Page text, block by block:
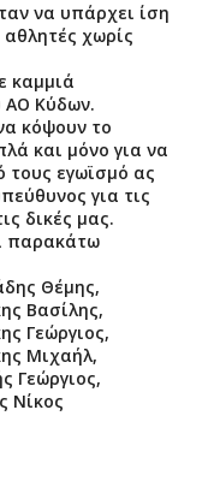
να υπάρχει ίση
χωρίς
καμμιά
ΑΟ Κύδων.
κόψουν το
και μόνο για να
τους εγωϊσμό ας
για τις
δικές μας.
παρακάτω
Θέμης,
Βασίλης,
Γεώργιος,
Μιχαήλ,
Γεώργιος,
Νίκος